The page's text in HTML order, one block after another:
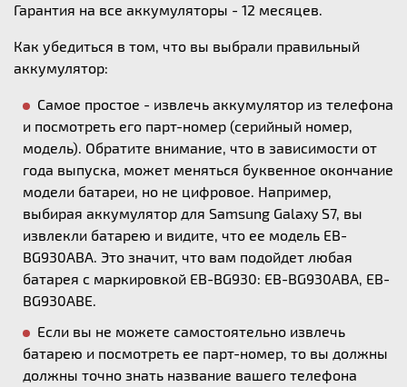
Гарантия на все аккумуляторы - 12 месяцев.
Как убедиться в том, что вы выбрали правильный
аккумулятор:
Самое простое - извлечь аккумулятор из телефона
и посмотреть его парт-номер (серийный номер,
модель). Обратите внимание, что в зависимости от
года выпуска, может меняться буквенное окончание
модели батареи, но не цифровое. Например,
выбирая аккумулятор для Samsung Galaxy S7, вы
извлекли батарею и видите, что ее модель EB-
BG930ABA. Это значит, что вам подойдет любая
батарея с маркировкой EB-BG930: EB-BG930ABA, EB-
BG930ABE.
Если вы не можете самостоятельно извлечь
батарею и посмотреть ее парт-номер, то вы должны
должны точно знать название вашего телефона